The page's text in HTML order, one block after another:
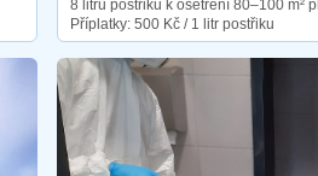
8 litrů postřiku k ošetření 80–100 m²
Příplatky: 500 Kč / 1 litr postřiku